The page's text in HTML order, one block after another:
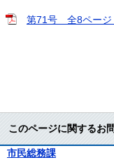
第71号 全8ページ
このページに関するお
市民総務課